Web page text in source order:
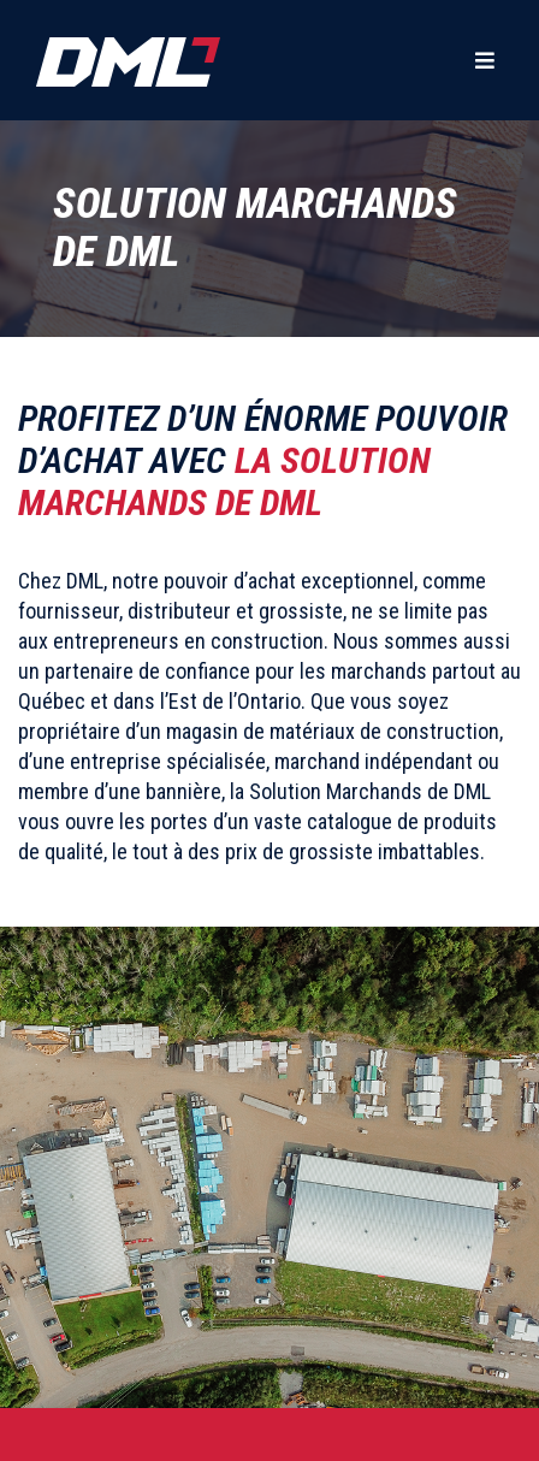
SOLUTION MARCHANDS
DE DML
PROFITEZ D’UN ÉNORME POUVOIR
D’ACHAT AVEC LA SOLUTION
MARCHANDS DE DML
Chez DML, notre pouvoir d’achat exceptionnel, comme
fournisseur, distributeur et grossiste, ne se limite pas
aux entrepreneurs en construction. Nous sommes aussi
un partenaire de confiance pour les marchands partout au
Québec et dans l’Est de l’Ontario. Que vous soyez
propriétaire d’un magasin de matériaux de construction,
d’une entreprise spécialisée, marchand indépendant ou
membre d’une bannière, la Solution Marchands de DML
vous ouvre les portes d’un vaste catalogue de produits
de qualité, le tout à des prix de grossiste imbattables.